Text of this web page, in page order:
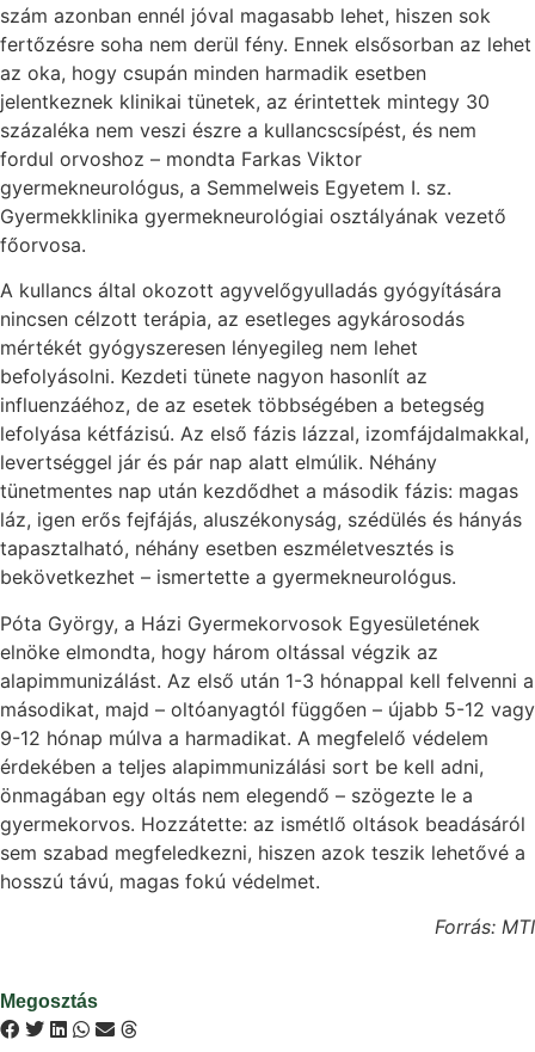
szám azonban ennél jóval magasabb lehet, hiszen sok
fertőzésre soha nem derül fény. Ennek elsősorban az lehet
az oka, hogy csupán minden harmadik esetben
jelentkeznek klinikai tünetek, az érintettek mintegy 30
százaléka nem veszi észre a kullancscsípést, és nem
fordul orvoshoz – mondta Farkas Viktor
gyermekneurológus, a Semmelweis Egyetem I. sz.
Gyermekklinika gyermekneurológiai osztályának vezető
főorvosa.
A kullancs által okozott agyvelőgyulladás gyógyítására
nincsen célzott terápia, az esetleges agykárosodás
mértékét gyógyszeresen lényegileg nem lehet
befolyásolni. Kezdeti tünete nagyon hasonlít az
influenzáéhoz, de az esetek többségében a betegség
lefolyása kétfázisú. Az első fázis lázzal, izomfájdalmakkal,
levertséggel jár és pár nap alatt elmúlik. Néhány
tünetmentes nap után kezdődhet a második fázis: magas
láz, igen erős fejfájás, aluszékonyság, szédülés és hányás
tapasztalható, néhány esetben eszméletvesztés is
bekövetkezhet – ismertette a gyermekneurológus.
Póta György, a Házi Gyermekorvosok Egyesületének
elnöke elmondta, hogy három oltással végzik az
alapimmunizálást. Az első után 1-3 hónappal kell felvenni a
másodikat, majd – oltóanyagtól függően – újabb 5-12 vagy
9-12 hónap múlva a harmadikat. A megfelelő védelem
érdekében a teljes alapimmunizálási sort be kell adni,
önmagában egy oltás nem elegendő – szögezte le a
gyermekorvos. Hozzátette: az ismétlő oltások beadásáról
sem szabad megfeledkezni, hiszen azok teszik lehetővé a
hosszú távú, magas fokú védelmet.
Forrás: MTI
Megosztás